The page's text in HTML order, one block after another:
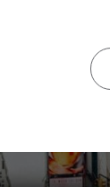
Coucher De Soleil
Brûlant